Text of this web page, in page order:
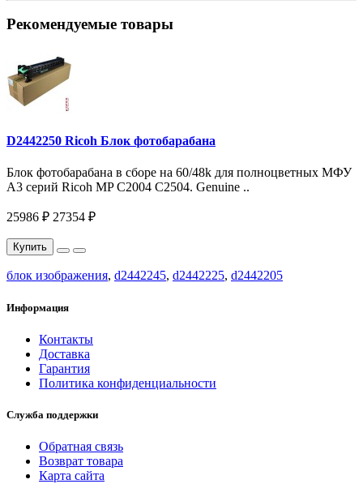
Рекомендуемые товары
D2442250 Ricoh Блок фотобарабана
Блок фотобарабана в сборе на 60/48k для полноцветных МФУ
A3 серий Ricoh MP C2004 С2504. Genuine ..
25986 ₽ 27354 ₽
Купить
блок изображения, d2442245, d2442225, d2442205
Информация
Контакты
Доставка
Гарантия
Политика конфиденциальности
Служба поддержки
Обратная связь
Возврат товара
Карта сайта